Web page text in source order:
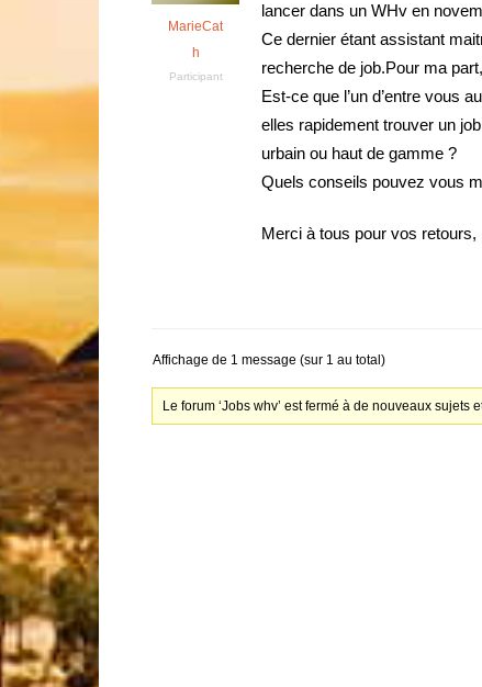
MarieCat
h
Participant
lancer dans un WHv en
Ce dernier étant assistant
recherche de job.Pour ma
Est-ce que l’un d’entre vous
elles rapidement trouver un
urbain ou haut de gamme ?
Quels conseils pouvez vous
Merci à tous pour vos retours,
Affichage de 1 message (sur 1 au total)
Le forum ‘Jobs whv’ est fermé à de nouveaux sujets